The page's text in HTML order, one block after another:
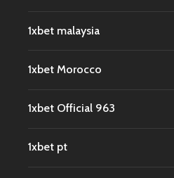
1xbet malaysia
1xbet Morocco
1xbet Official 963
1xbet pt